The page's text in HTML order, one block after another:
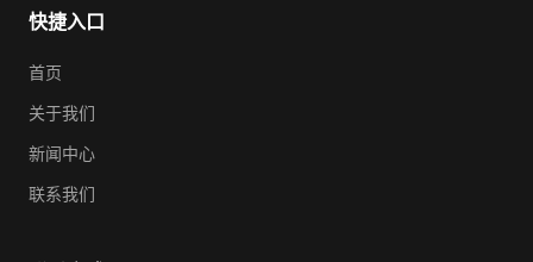
快捷入口
首页
关于我们
新闻中心
联系我们